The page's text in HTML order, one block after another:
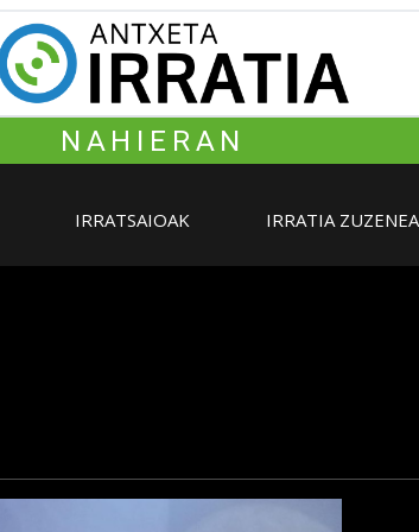
NAHIERAN
IRRATSAIOAK IRRATIA